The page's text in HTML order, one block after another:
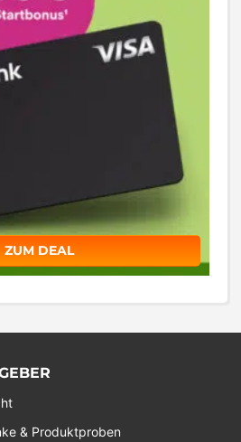
ZUM DEAL
& Produktproben